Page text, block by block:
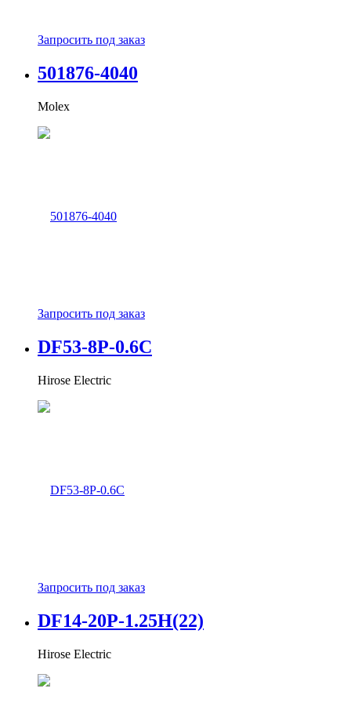
Запросить под заказ
501876-4040
Molex
Запросить под заказ
DF53-8P-0.6C
Hirose Electric
Запросить под заказ
DF14-20P-1.25H(22)
Hirose Electric